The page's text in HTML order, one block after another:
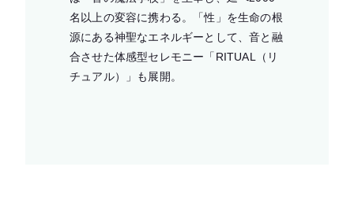
名以上の変容に携わる。「性」を生命の根
源にある神聖なエネルギーとして、音と融
合させた体感型セレモニー「RITUAL（リ
チュアル）」も展開。